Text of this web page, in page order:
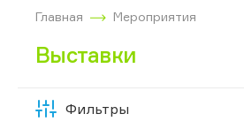
Главная Мероприятия
Выставки
Фильтры